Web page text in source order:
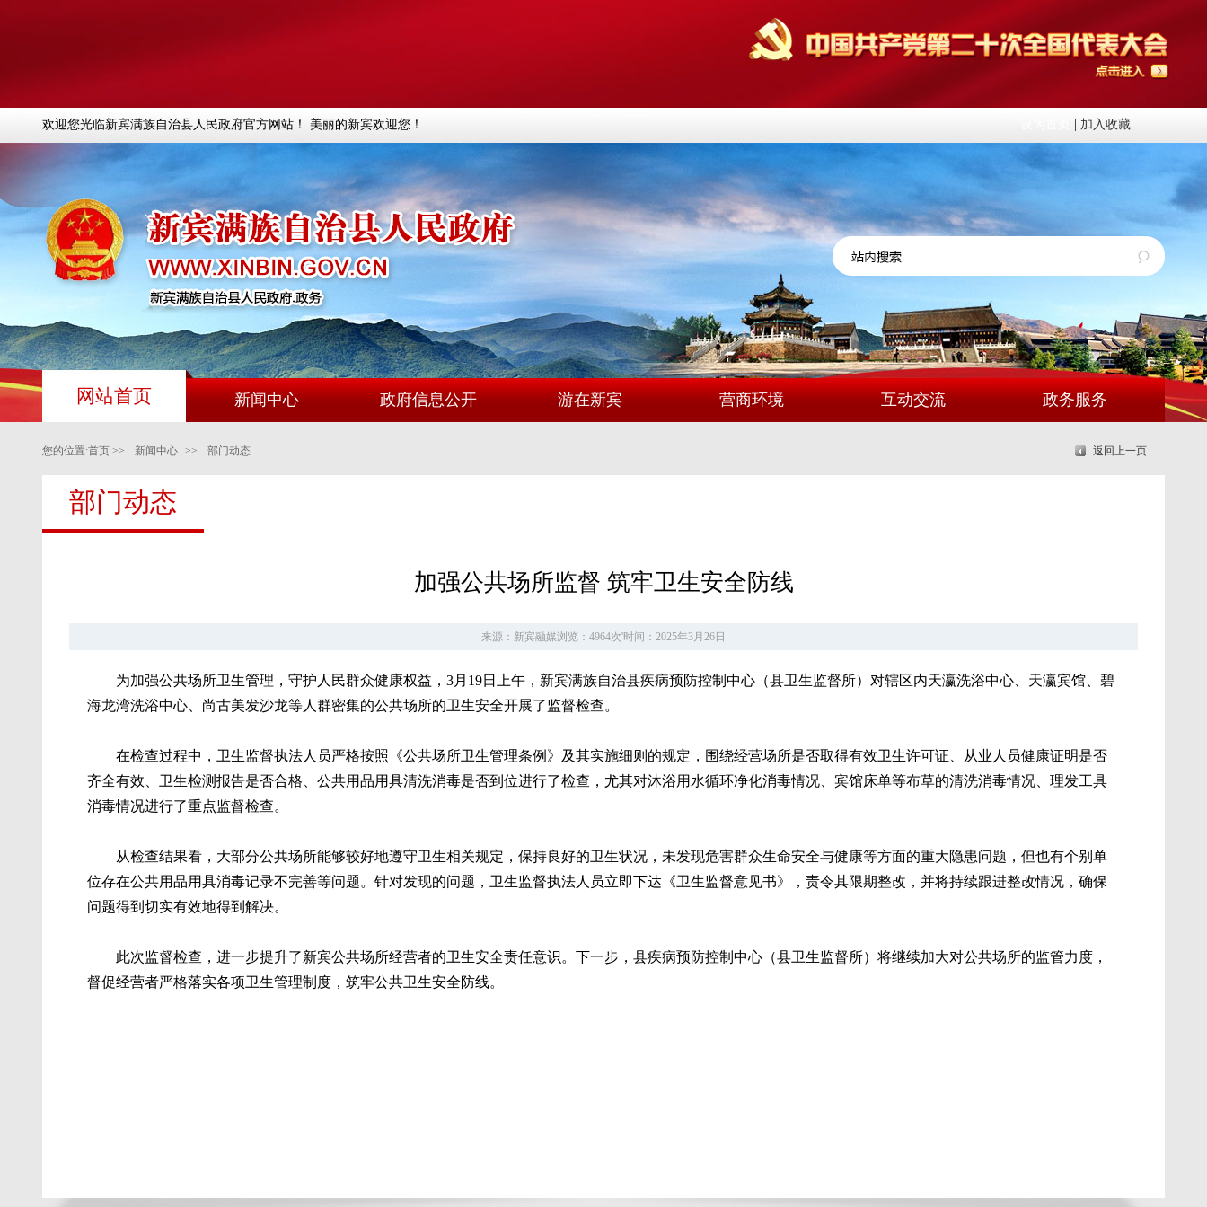
欢迎您光临新宾满族自治县人民政府官方网站！ 美丽的新宾欢迎您！ 加入收藏
网站首页 新闻中心 政府信息公开 游在新宾 营商环境 互动交流 政务服务
您的位置:首页 >> 新闻中心 >> 部门动态 返回上一页
部门动态
加强公共场所监督 筑牢卫生安全防线
来源：新宾融媒浏览：4964次'时间：2025年3月26日
为加强公共场所卫生管理，守护人民群众健康权益，3月19日上午，新宾满族自治县疾病预防控制中心（县卫生监督所）对辖区内天瀛洗浴中心、天瀛宾馆、碧
海龙湾洗浴中心、尚古美发沙龙等人群密集的公共场所的卫生安全开展了监督检查。
在检查过程中，卫生监督执法人员严格按照《公共场所卫生管理条例》及其实施细则的规定，围绕经营场所是否取得有效卫生许可证、从业人员健康证明是否
齐全有效、卫生检测报告是否合格、公共用品用具清洗消毒是否到位进行了检查，尤其对沐浴用水循环净化消毒情况、宾馆床单等布草的清洗消毒情况、理发工具
消毒情况进行了重点监督检查。
从检查结果看，大部分公共场所能够较好地遵守卫生相关规定，保持良好的卫生状况，未发现危害群众生命安全与健康等方面的重大隐患问题，但也有个别单
位存在公共用品用具消毒记录不完善等问题。针对发现的问题，卫生监督执法人员立即下达《卫生监督意见书》，责令其限期整改，并将持续跟进整改情况，确保
问题得到切实有效地得到解决。
此次监督检查，进一步提升了新宾公共场所经营者的卫生安全责任意识。下一步，县疾病预防控制中心（县卫生监督所）将继续加大对公共场所的监管力度，
督促经营者严格落实各项卫生管理制度，筑牢公共卫生安全防线。